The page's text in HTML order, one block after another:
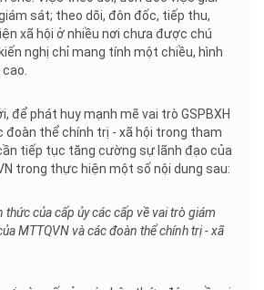
sát; theo dõi, đôn đốc, tiếp thu,
xã hội ở nhiều nơi chưa được chú
nghị chỉ mang tính một chiều, hình
để phát huy mạnh mẽ vai trò GSPBXH
đoàn thể chính trị - xã hội trong tham
tiếp tục tăng cường sự lãnh đạo của
trong thực hiện một số nội dung sau:
thức của cấp ủy các cấp về vai trò giám
MTTQVN và các đoàn thể chính trị - xã